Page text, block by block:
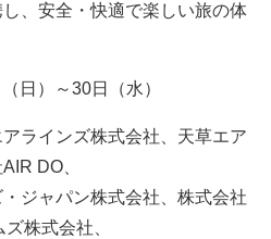
、安全・快適で楽しい旅の体
）～30日（水）
ラインズ株式会社、天草エア
DO、
ジャパン株式会社、株式会社
株式会社、